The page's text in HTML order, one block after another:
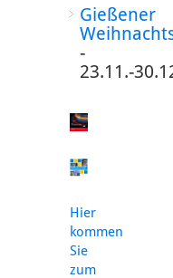
Gießener
-
23.11.-
Hier
kommen
Sie
zum